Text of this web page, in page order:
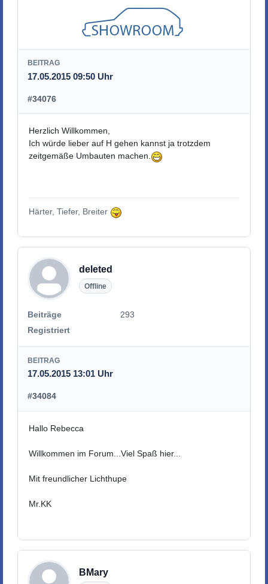
BEITRAG
17.05.2015 09:50 Uhr
#34076
Herzlich Willkommen,
Ich würde lieber auf H gehen kannst ja trotzdem
zeitgemäße Umbauten machen.
Härter, Tiefer, Breiter
deleted
Offline
Beiträge
293
Registriert
BEITRAG
17.05.2015 13:01 Uhr
#34084
Hallo Rebecca
Willkommen im Forum...Viel Spaß hier...
Mit freundlicher Lichthupe
Mr.KK
BMary